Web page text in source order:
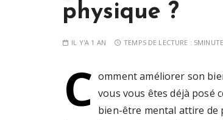
physique ?
IL Y'A 1 AN TEMPS DE LECTURE :
C omment améliorer son
vous vous êtes déjà posé
bien-être mental attire de